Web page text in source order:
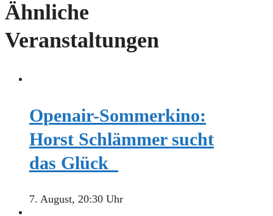
Ähnliche
Veranstaltungen
Openair-Sommerkino:
Horst Schlämmer sucht
das Glück
7. August, 20:30 Uhr